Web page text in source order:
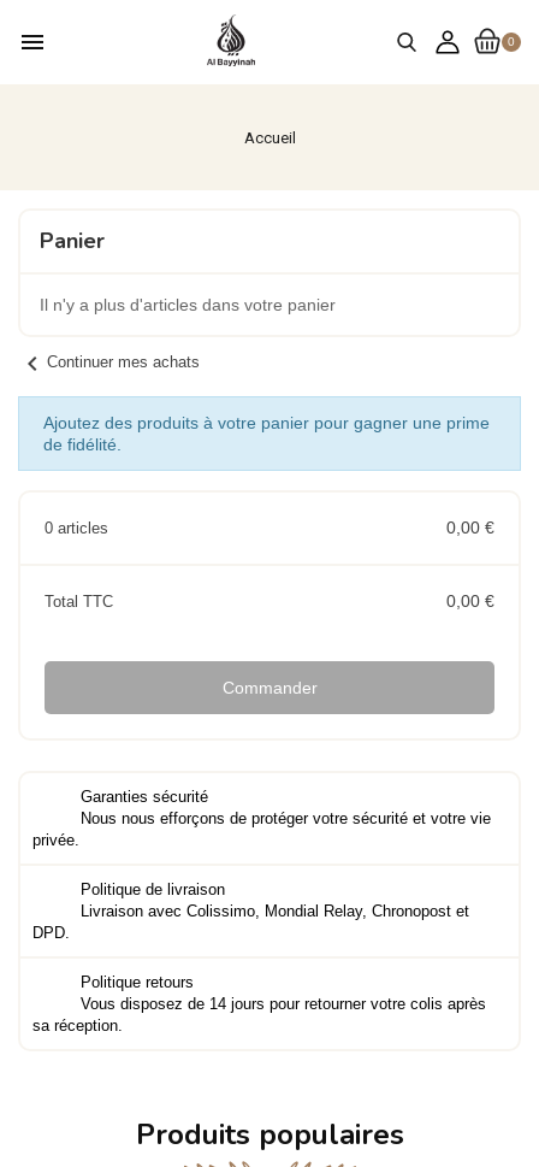
0
menu
Accueil
Panier
Il n'y a plus d'articles dans votre panier
chevron_left Continuer mes achats
Ajoutez des produits à votre panier pour gagner une prime
de fidélité.
0 articles 0,00 €
Total TTC 0,00 €
Commander
Garanties sécurité
Nous nous efforçons de protéger votre sécurité et votre vie
privée.
Politique de livraison
Livraison avec Colissimo, Mondial Relay, Chronopost et
DPD.
Politique retours
Vous disposez de 14 jours pour retourner votre colis après
sa réception.
Produits populaires